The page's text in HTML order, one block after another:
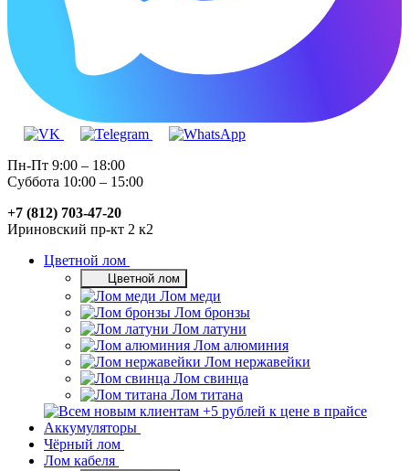
Пн-Пт 9:00 – 18:00
Суббота 10:00 – 15:00
+7 (812) 703-47-20
Ириновский пр-кт 2 к2
Цветной лом
Цветной лом
Лом меди
Лом бронзы
Лом латуни
Лом алюминия
Лом нержавейки
Лом свинца
Лом титана
Аккумуляторы
Чёрный лом
Лом кабеля